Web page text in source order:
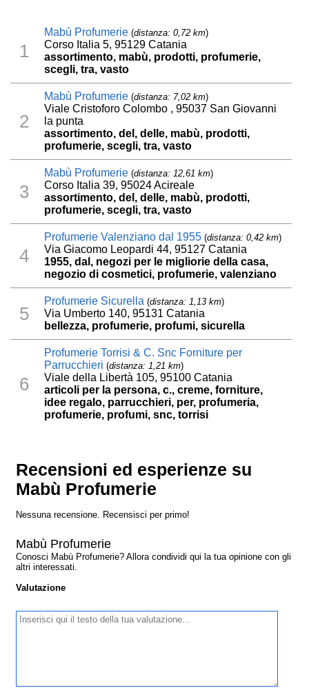
1
Mabù Profumerie (distanza: 0,72 km)
Corso Italia 5, 95129 Catania
assortimento, mabù, prodotti, profumerie,
scegli, tra, vasto
2
Mabù Profumerie (distanza: 7,02 km)
Viale Cristoforo Colombo , 95037 San Giovanni
la punta
assortimento, del, delle, mabù, prodotti,
profumerie, scegli, tra, vasto
3
Mabù Profumerie (distanza: 12,61 km)
Corso Italia 39, 95024 Acireale
assortimento, del, delle, mabù, prodotti,
profumerie, scegli, tra, vasto
4
Profumerie Valenziano dal 1955 (distanza: 0,42 km)
Via Giacomo Leopardi 44, 95127 Catania
1955, dal, negozi per le migliorie della casa,
negozio di cosmetici, profumerie, valenziano
5
Profumerie Sicurella (distanza: 1,13 km)
Via Umberto 140, 95131 Catania
bellezza, profumerie, profumi, sicurella
6
Profumerie Torrisi & C. Snc Forniture per
Parrucchieri (distanza: 1,21 km)
Viale della Libertà 105, 95100 Catania
articoli per la persona, c., creme, forniture,
idee regalo, parrucchieri, per, profumeria,
profumerie, profumi, snc, torrisi
Recensioni ed esperienze su
Mabù Profumerie
Nessuna recensione. Recensisci per primo!
Mabù Profumerie
Conosci Mabù Profumerie? Allora condividi qui la tua opinione con gli
altri interessati.
Valutazione